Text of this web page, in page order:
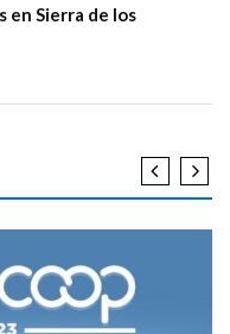
en Sierra de los